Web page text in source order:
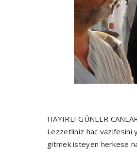
HAYIRLI GÜNLER
Lezzetliniz hac vazifesini
gitmek isteyen herkese